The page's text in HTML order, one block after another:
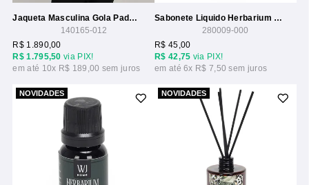
Jaqueta Masculina Gola Padre Ziperes
140165-012
R$ 1.795,50 via PIX!
R$ 1.890,00
10x R$ 189,00
Sabonete Liquido Herbarium 350ml
280009-000
R$ 42,75 via PIX!
R$ 45,00
6x R$ 7,50
NOVIDADES NOVIDADES